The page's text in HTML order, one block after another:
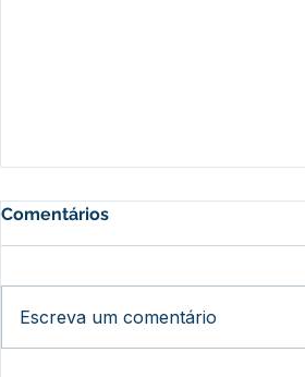
Comentários
Escreva um comentário